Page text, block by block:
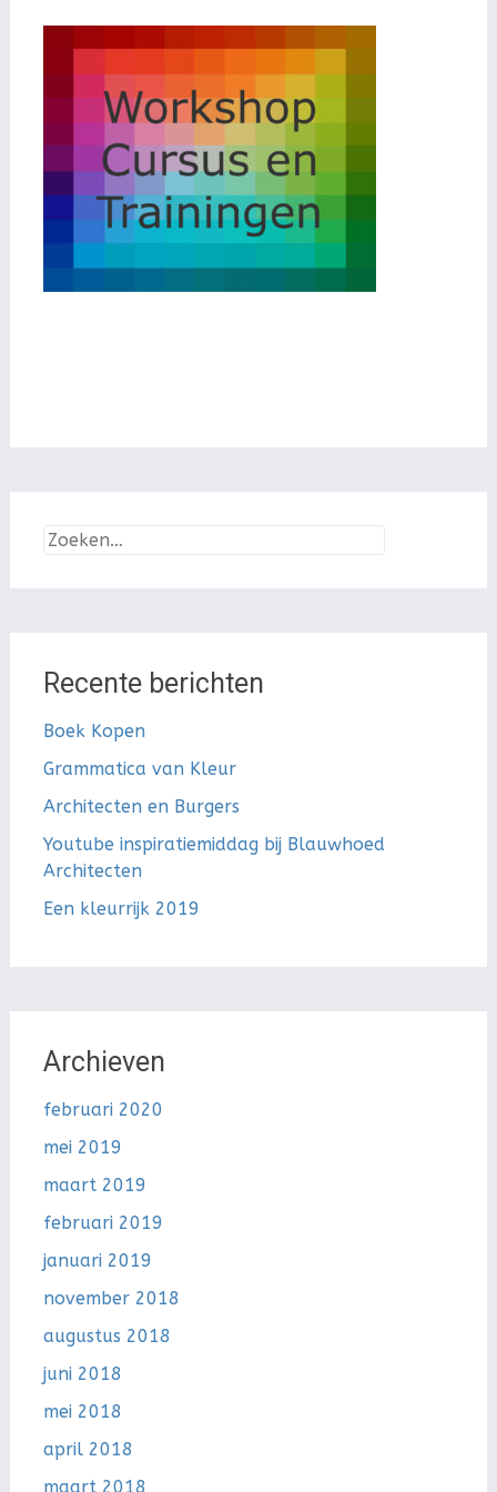
Zoeken
Recente berichten
Boek Kopen
Grammatica van Kleur
Architecten en Burgers
Youtube inspiratiemiddag bij Blauwhoed
Architecten
Een kleurrijk 2019
Archieven
februari 2020
mei 2019
maart 2019
februari 2019
januari 2019
november 2018
augustus 2018
juni 2018
mei 2018
april 2018
maart 2018